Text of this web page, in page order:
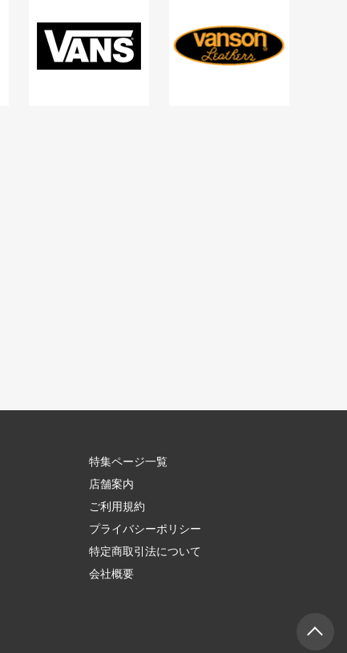
特集ページ一覧
店舗案内
ご利用規約
プライバシーポリシー
特定商取引法について
会社概要